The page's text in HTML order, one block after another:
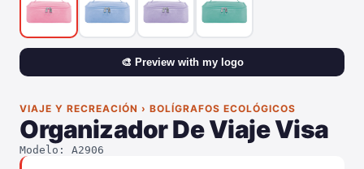
🎨 Preview with my logo
VIAJE Y RECREACIÓN › BOLÍGRAFOS ECOLÓGICOS
Organizador De Viaje Visa
Modelo: A2906